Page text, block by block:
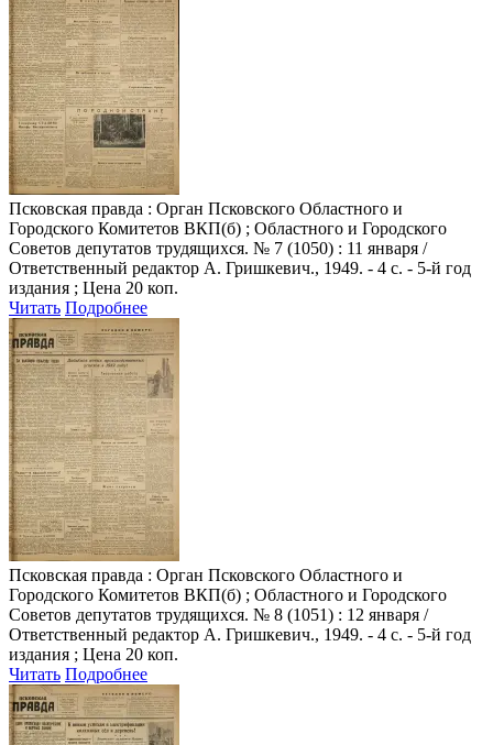
Псковская правда : Орган Псковского Областного и
Городского Комитетов ВКП(б) ; Областного и Городского
Советов депутатов трудящихся. № 7 (1050) : 11 января /
Ответственный редактор А. Гришкевич., 1949. - 4 с. - 5-й год
издания ; Цена 20 коп.
Читать Подробнее
Псковская правда : Орган Псковского Областного и
Городского Комитетов ВКП(б) ; Областного и Городского
Советов депутатов трудящихся. № 8 (1051) : 12 января /
Ответственный редактор А. Гришкевич., 1949. - 4 с. - 5-й год
издания ; Цена 20 коп.
Читать Подробнее